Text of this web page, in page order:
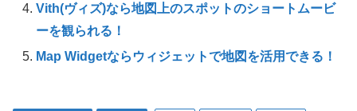
Vith(ヴィズ)なら地図上のスポットのショートムービ
ーを観られる！
Map Widgetならウィジェットで地図を活用できる！